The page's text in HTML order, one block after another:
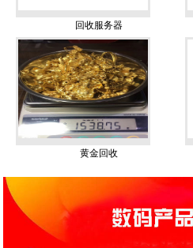
回收服务器
黄金回收